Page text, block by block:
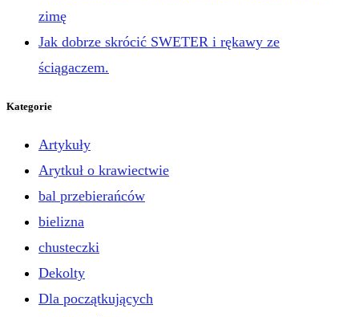
zimę
Jak dobrze skrócić SWETER i rękawy ze
ściągaczem.
Kategorie
Artykuły
Arytkuł o krawiectwie
bal przebierańców
bielizna
chusteczki
Dekolty
Dla początkujących